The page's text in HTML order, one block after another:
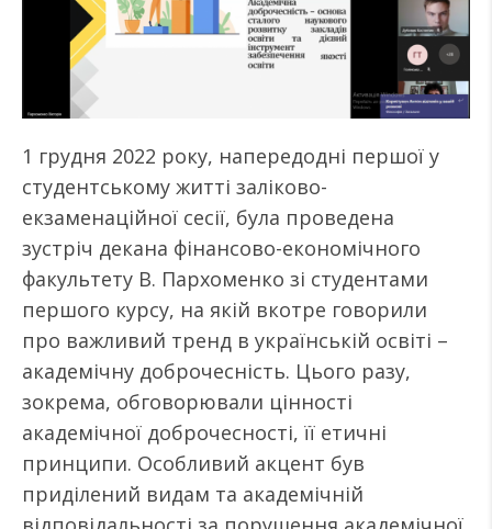
1 грудня 2022 року, напередодні першої у
студентському житті заліково-
екзаменаційної сесії, була проведена
зустріч декана фінансово-економічного
факультету В. Пархоменко зі студентами
першого курсу, на якій вкотре говорили
про важливий тренд в українській освіті –
академічну доброчесність. Цього разу,
зокрема, обговорювали цінності
академічної доброчесності, її етичні
принципи. Особливий акцент був
приділений видам та академічній